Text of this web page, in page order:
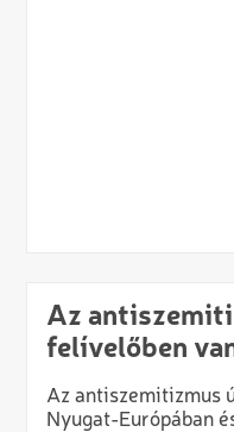
Az
felívelőben
Az antiszemitizmus
Nyugat-Európában